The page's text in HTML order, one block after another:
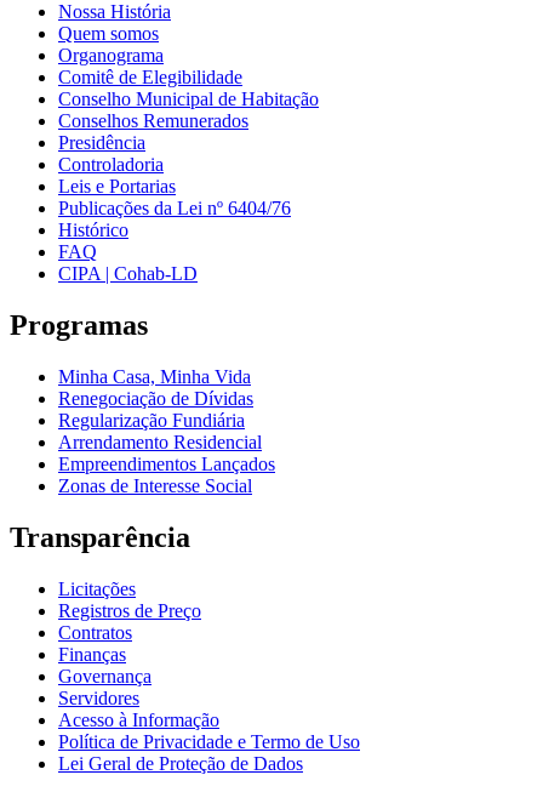
Nossa História
Quem somos
Organograma
Comitê de Elegibilidade
Conselho Municipal de Habitação
Conselhos Remunerados
Presidência
Controladoria
Leis e Portarias
Publicações da Lei nº 6404/76
Histórico
FAQ
CIPA | Cohab-LD
Programas
Minha Casa, Minha Vida
Renegociação de Dívidas
Regularização Fundiária
Arrendamento Residencial
Empreendimentos Lançados
Zonas de Interesse Social
Transparência
Licitações
Registros de Preço
Contratos
Finanças
Governança
Servidores
Acesso à Informação
Política de Privacidade e Termo de Uso
Lei Geral de Proteção de Dados